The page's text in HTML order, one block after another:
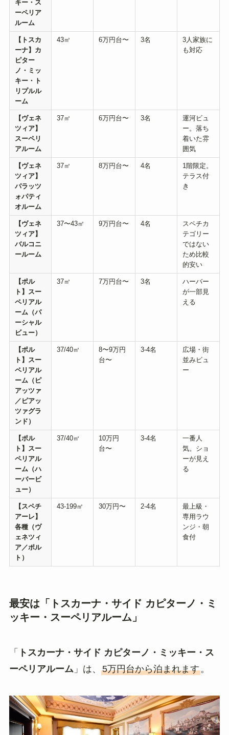
キー・ス
ーペリア
ルーム
【トスカ
ーナ】カ
ピター
ノ・ミッ
キー・ト
リプルル
ーム
43㎡ 6万円台〜 3名
3人家族に
も対応
【ヴェネ
ツィア】
スーペリ
アルーム
37㎡ 6万円台〜 3名
運河ビュ
ー。落ち
着いた雰
囲気
【ヴェネ
ツィア】
パラッツ
ォパティ
オルーム
37㎡ 8万円台〜 4名
1階限定。
テラス付
き
【ヴェネ
ツィア】
バルコニ
ールーム
37〜43㎡ 9万円台〜 4名
スペチカ
テゴリー
ではない
ため比較
的安い
【ポル
ト】スー
ペリアル
ーム（パ
ーシャル
ビュー）
37㎡ 7万円台〜 3名
ハーバー
が一部見
える
【ポル
ト】スー
ペリアル
ーム（ピ
アッツァ
／ピアッ
ツァグラ
ンド）
37/40㎡
8〜9万円
台〜
3-4名
広場・街
並みビュ
ー
【ポル
ト】スー
ペリアル
ーム（ハ
ーバービ
ュー）
37/40㎡
10万円
台〜
3-4名
一番人
気。ショ
ーが見え
る
【スペチ
アーレ】
各種（ヴ
ェネツィ
ア／ポル
ト）
43-199㎡ 30万円〜 2-4名
最上級・
専用ラウ
ンジ・朝
食付
最安は「トスカーナ・サイド カピターノ・ミ
ッキー・スーペリアルーム」
「
トスカーナ・サイド カピターノ・ミッキー・ス
ーペリアルーム」は、 5万円台から泊まれます。